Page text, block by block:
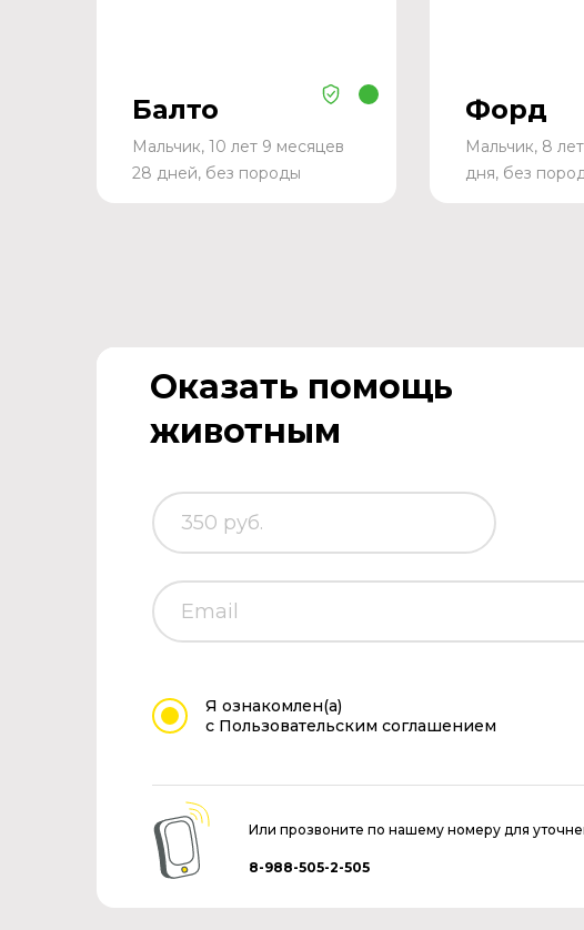
Балто
Мальчик, 10 лет 9 месяцев
28 дней, без породы
Форд
Мальчик, 8
дня, без
Оказать помощь
животным
Я ознакомлен(а)
с Пользовательским соглашением
Или прозвоните по нашему номеру для
8-988-505-2-505